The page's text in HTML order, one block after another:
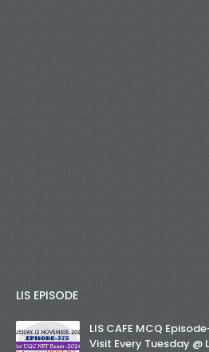
LIS EPISODE
LIS CAFE MCQ
Visit Every Tuesday @